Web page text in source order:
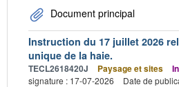
Document principal
Instruction du 17 juillet 2026
unique de la haie.
TECL2618420J Paysage et sites
signature : 17-07-2026
Date de